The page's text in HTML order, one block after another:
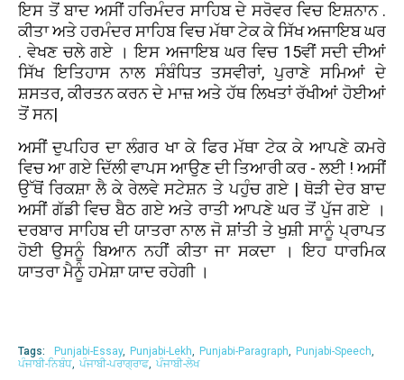
ਇਸ ਤੋਂ ਬਾਦ ਅਸੀਂ ਹਰਿਮੰਦਰ ਸਾਹਿਬ ਦੇ ਸਰੋਵਰ ਵਿਚ ਇਸ਼ਨਾਨ .
ਕੀਤਾ ਅਤੇ ਹਰਮੰਦਰ ਸਾਹਿਬ ਵਿਚ ਮੱਥਾ ਟੇਕ ਕੇ ਸਿੱਖ ਅਜਾਇਬ ਘਰ
. ਵੇਖਣ ਚਲੇ ਗਏ । ਇਸ ਅਜਾਇਬ ਘਰ ਵਿਚ 15ਵੀਂ ਸਦੀ ਦੀਆਂ
ਸਿੱਖ ਇਤਿਹਾਸ ਨਾਲ ਸੰਬੰਧਿਤ ਤਸਵੀਰਾਂ, ਪੁਰਾਣੇ ਸਮਿਆਂ ਦੇ
ਸ਼ਸਤਰ, ਕੀਰਤਨ ਕਰਨ ਦੇ ਮਾਜ਼ ਅਤੇ ਹੱਥ ਲਿਖਤਾਂ ਰੱਖੀਆਂ ਹੋਈਆਂ
ਤੋਂ ਸਨ|
ਅਸੀਂ ਦੁਪਹਿਰ ਦਾ ਲੰਗਰ ਖਾ ਕੇ ਫਿਰ ਮੱਥਾ ਟੇਕ ਕੇ ਆਪਣੇ ਕਮਰੇ
ਵਿਚ ਆ ਗਏ ਦਿੱਲੀ ਵਾਪਸ ਆਉਣ ਦੀ ਤਿਆਰੀ ਕਰ - ਲਈ ! ਅਸੀਂ
ਉੱਥੋਂ ਰਿਕਸ਼ਾ ਲੈ ਕੇ ਰੇਲਵੇ ਸਟੇਸ਼ਨ ਤੇ ਪਹੁੰਚ ਗਏ | ਥੋੜੀ ਦੇਰ ਬਾਦ
ਅਸੀਂ ਗੱਡੀ ਵਿਚ ਬੈਠ ਗਏ ਅਤੇ ਰਾਤੀ ਆਪਣੇ ਘਰ ਤੋਂ ਪੁੱਜ ਗਏ ।
ਦਰਬਾਰ ਸਾਹਿਬ ਦੀ ਯਾਤਰਾ ਨਾਲ ਜੋ ਸ਼ਾਂਤੀ ਤੇ ਖੁਸ਼ੀ ਸਾਨੂੰ ਪ੍ਰਾਪਤ
ਹੋਈ ਉਸਨੂੰ ਬਿਆਨ ਨਹੀਂ ਕੀਤਾ ਜਾ ਸਕਦਾ । ਇਹ ਧਾਰਮਿਕ
ਯਾਤਰਾ ਮੈਨੂੰ ਹਮੇਸ਼ਾ ਯਾਦ ਰਹੇਗੀ ।
Tags: Punjabi-Essay Punjabi-Lekh Punjabi-Paragraph
Punjabi-Speech
ਪੰਜਾਬੀ-ਨਿਬੰਧ ਪੰਜਾਬੀ-ਪਰਾਗ੍ਰਾਫ ਪੰਜਾਬੀ-ਲੇਖ